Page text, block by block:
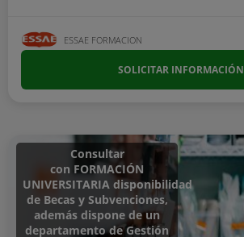
ESSAE FORMACION
SOLICITAR INFORMACIÓN
Consultar
con FORMACIÓN
UNIVERSITARIA disponibilidad
de Becas y Subvenciones,
además dispone de un
departamento de Gestión